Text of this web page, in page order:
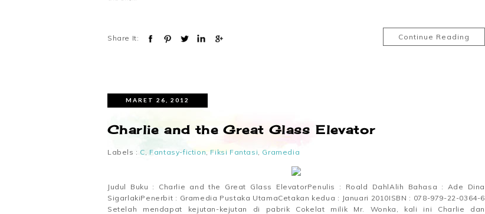
Share It: Continue Reading
MARET 26, 2012
Charlie and the Great Glass Elevator
Labels : C Fantasy-fiction ,Fiksi Fantasi Gramedia
Judul Buku : Charlie and the Great Glass ElevatorPenulis : Roald DahlAlih Bahasa : Ade Dina
SigarlakiPenerbit : Gramedia Pustaka UtamaCetakan kedua : Januari 2010ISBN : 078-979-22-0364-6
Setelah mendapat kejutan-kejutan di pabrik Cokelat milik Mr. Wonka, kali ini Charlie dan